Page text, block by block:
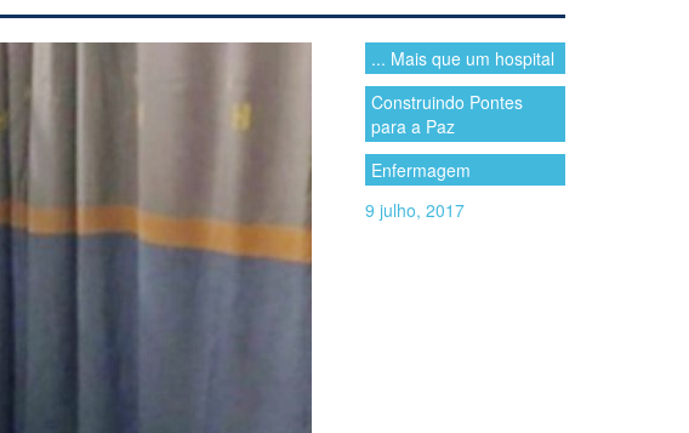
... Mais que um hospital
Construindo Pontes
para a Paz
Enfermagem
9 julho, 2017